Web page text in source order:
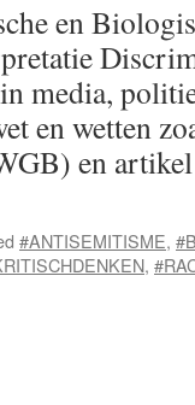
en
media,
en wetten
en
#ANTISEMITISME,
,